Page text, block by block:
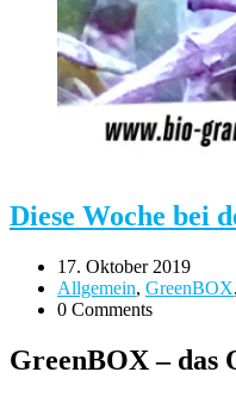
Diese Woche bei
17. Oktober 2019
Allgemein, GreenBOX,
0 Comments
GreenBOX – das